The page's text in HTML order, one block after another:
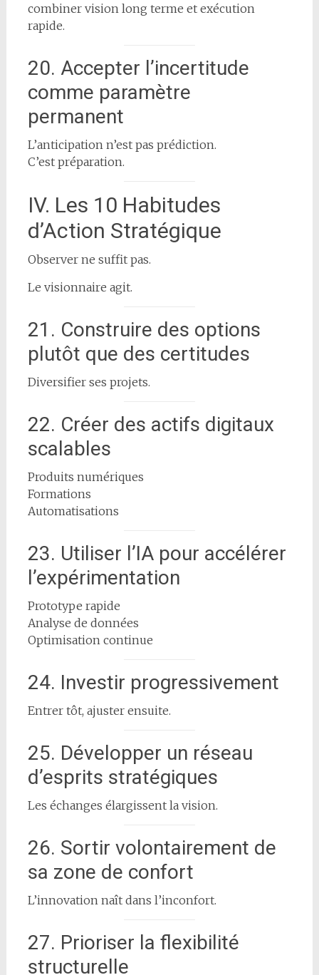
combiner vision long terme et exécution
rapide.
20. Accepter l’incertitude
comme paramètre
permanent
L’anticipation n’est pas prédiction.
C’est préparation.
IV. Les 10 Habitudes
d’Action Stratégique
Observer ne suffit pas.
Le visionnaire agit.
21. Construire des options
plutôt que des certitudes
Diversifier ses projets.
22. Créer des actifs digitaux
scalables
Produits numériques
Formations
Automatisations
23. Utiliser l’IA pour accélérer
l’expérimentation
Prototype rapide
Analyse de données
Optimisation continue
24. Investir progressivement
Entrer tôt, ajuster ensuite.
25. Développer un réseau
d’esprits stratégiques
Les échanges élargissent la vision.
26. Sortir volontairement de
sa zone de confort
L’innovation naît dans l’inconfort.
27. Prioriser la flexibilité
structurelle